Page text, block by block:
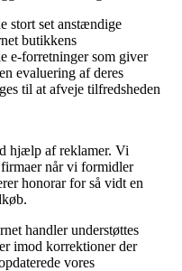
stort set anstændige
butikkens
e-forretninger som giver
evaluering af deres
til at afveje tilfredsheden
hjælp af reklamer. Vi
når vi formidler
honorar for så vidt en
handler understøttes
imod korrektioner der
vores